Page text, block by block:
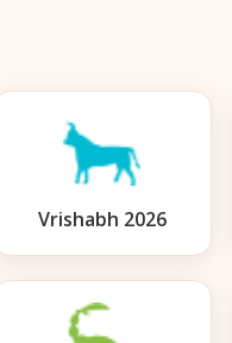
Vrishabh 2026